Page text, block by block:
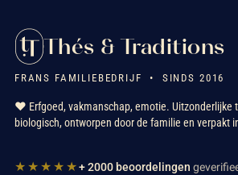
Thés & Traditions
FRANS FAMILIEBEDRIJF • SINDS 2016
❤️ Erfgoed, vakmanschap, emotie. Uitzonderlijke
biologisch, ontworpen door de familie en verpakt
★★★★★+ 2000 beoordelingen